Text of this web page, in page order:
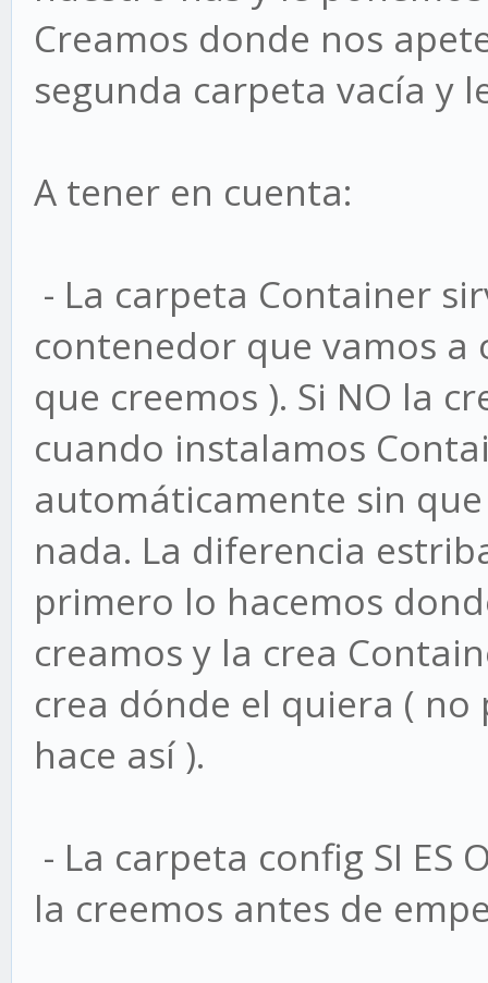
Creamos donde nos
segunda carpeta vacía y
A tener en cuenta:
- La carpeta Container
contenedor que vamos
que creemos ). Si NO la
cuando instalamos
automáticamente sin
nada. La diferencia
primero lo hacemos
creamos y la crea
crea dónde el quiera (
hace así ).
- La carpeta config SI ES
la creemos antes de